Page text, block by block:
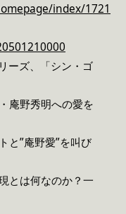
index/1721
ーズ、「シン・ゴ
野秀明への愛を
”庵野愛”を叫び
は何なのか？一